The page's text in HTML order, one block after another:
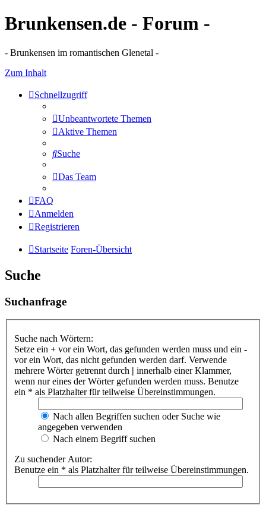
Brunkensen.de - Forum -
- Brunkensen im romantischen Glenetal -
Zum Inhalt
Schnellzugriff
Unbeantwortete Themen
Aktive Themen
Suche
Das Team
FAQ
Anmelden
Registrieren
Startseite Foren-Übersicht
Suche
Suchanfrage
Suche nach Wörtern:
Setze ein + vor ein Wort, das gefunden werden muss und ein -
vor ein Wort, das nicht gefunden werden darf. Verwende
mehrere Wörter getrennt durch | innerhalb einer Klammer,
wenn nur eines der Wörter gefunden werden muss. Benutze
ein * als Platzhalter für teilweise Übereinstimmungen.
Nach allen Begriffen suchen oder Suche wie
angegeben verwenden
Nach einem Begriff suchen
Zu suchender Autor:
Benutze ein * als Platzhalter für teilweise Übereinstimmungen.